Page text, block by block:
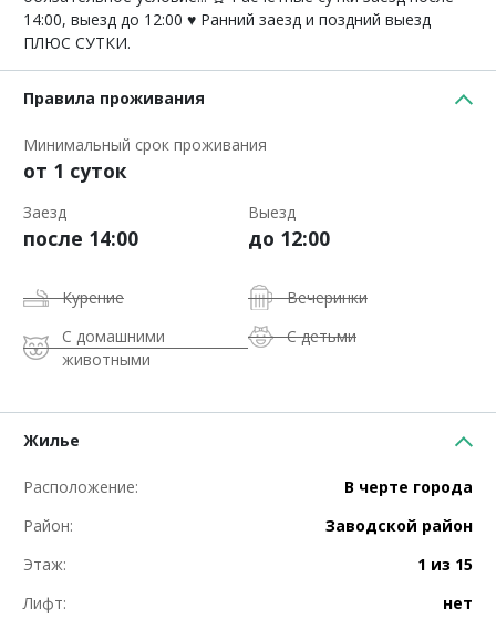
14:00, выезд до 12:00 ♥️ Ранний заезд и поздний выезд
ПЛЮС СУТКИ.
Правила проживания
Минимальный срок проживания
от 1 суток
Заезд
после 14:00
Выезд
до 12:00
Курение
Вечеринки
С домашними
животными
С детьми
Жилье
Расположение:
В черте города
Район:
Заводской район
Этаж:
1 из 15
Лифт:
нет